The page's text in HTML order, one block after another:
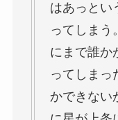
はあっとい
ってしまう
にまで誰か
ってしまっ
かできない